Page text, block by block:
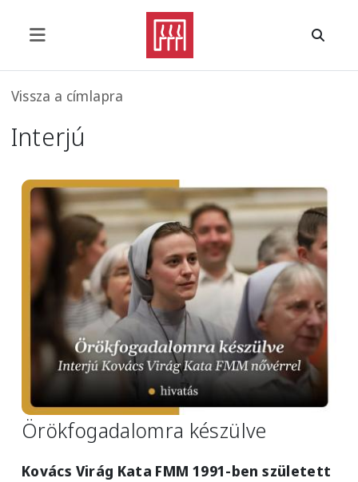
Morzsa
Vissza a címlapra
Interjú
Image
Örökfogadalomra készülve
Kovács Virág Kata FMM 1991-ben született